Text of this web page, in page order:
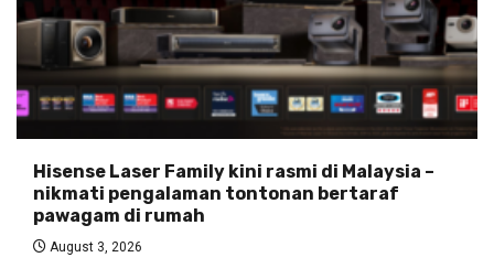
Hisense Laser Family kini rasmi di Malaysia –
nikmati pengalaman tontonan bertaraf
pawagam di rumah
August 3, 2026